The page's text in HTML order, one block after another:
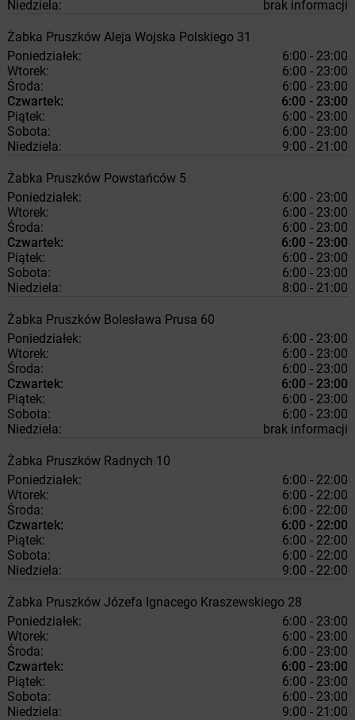
Niedziela: brak informacji
Żabka Pruszków Aleja Wojska Polskiego 31
Poniedziałek:
6:00 - 23:00
Wtorek:
6:00 - 23:00
Środa:
6:00 - 23:00
Czwartek:
6:00 - 23:00
Piątek:
6:00 - 23:00
Sobota:
6:00 - 23:00
Niedziela:
9:00 - 21:00
Żabka Pruszków Powstańców 5
Poniedziałek:
6:00 - 23:00
Wtorek:
6:00 - 23:00
Środa:
6:00 - 23:00
Czwartek:
6:00 - 23:00
Piątek:
6:00 - 23:00
Sobota:
6:00 - 23:00
Niedziela:
8:00 - 21:00
Żabka Pruszków Bolesława Prusa 60
Poniedziałek:
6:00 - 23:00
Wtorek:
6:00 - 23:00
Środa:
6:00 - 23:00
Czwartek:
6:00 - 23:00
Piątek:
6:00 - 23:00
Sobota:
6:00 - 23:00
Niedziela:
brak informacji
Żabka Pruszków Radnych 10
Poniedziałek:
6:00 - 22:00
Wtorek:
6:00 - 22:00
Środa:
6:00 - 22:00
Czwartek:
6:00 - 22:00
Piątek:
6:00 - 22:00
Sobota:
6:00 - 22:00
Niedziela:
9:00 - 22:00
Żabka Pruszków Józefa Ignacego Kraszewskiego 28
Poniedziałek:
6:00 - 23:00
Wtorek:
6:00 - 23:00
Środa:
6:00 - 23:00
Czwartek:
6:00 - 23:00
Piątek:
6:00 - 23:00
Sobota:
6:00 - 23:00
Niedziela:
9:00 - 21:00